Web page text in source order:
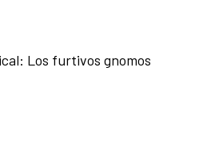
Los furtivos gnomos